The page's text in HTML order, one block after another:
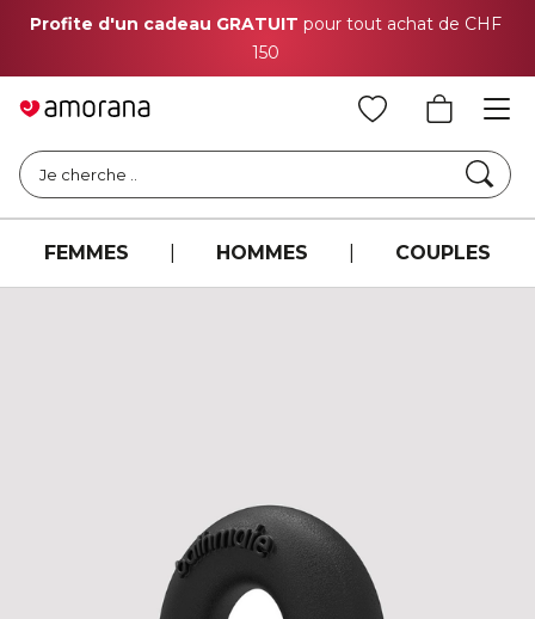
Profite d'un cadeau GRATUIT pour tout achat de CHF
150
Je cherche ..
FEMMES HOMMES COUPLES